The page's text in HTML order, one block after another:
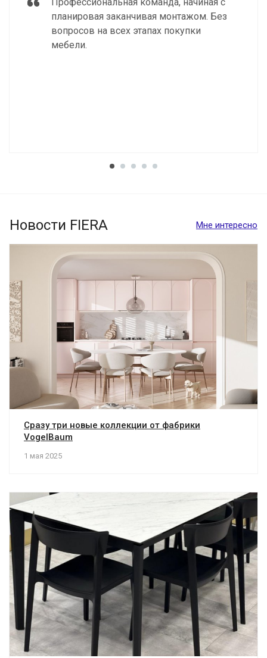
планировая заканчивая монтажом. Без
вопросов на всех этапах покупки
мебели.
Мне интересно
Новости FIERA
1 мая 2025
Сразу три новые коллекции от фабрики
VogelBaum